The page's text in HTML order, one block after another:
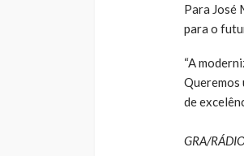
Para José
para o
“A
Queremos
de
GRA/